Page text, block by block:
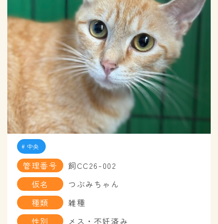
中央
管理番号
飼CC26-002
仮名
つぶみちゃん
種類
雑種
性別
メス・不妊済み